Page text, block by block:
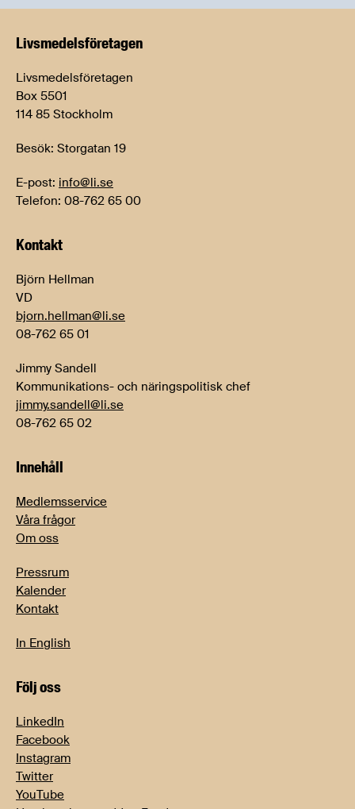
Livsmedels­företagen
Livsmedelsföretagen
Box 5501
114 85 Stockholm
Besök: Storgatan 19
E-post: info@li.se
Telefon: 08-762 65 00
Kontakt
Björn Hellman
VD
bjorn.hellman@li.se
08-762 65 01
Jimmy Sandell
Kommunikations- och näringspolitisk chef
jimmy.sandell@li.se
08-762 65 02
Innehåll
Medlemsservice
Våra frågor
Om oss
Pressrum
Kalender
Kontakt
In English
Följ oss
LinkedIn
Facebook
Instagram
Twitter
YouTube